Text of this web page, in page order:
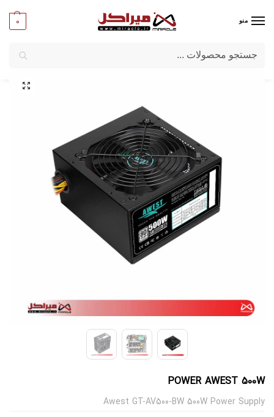
منو 0
میراکل/کامپیوتر/قطعات اصلی
POWER AWEST 500W
Awest GT-AV500-BW 500W Power Supply